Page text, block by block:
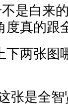
是白来
度真的跟
两张图
是全智